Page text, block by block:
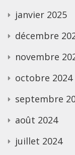
janvier 2025
décembre
novembre
octobre 2024
septembre
août 2024
juillet 2024